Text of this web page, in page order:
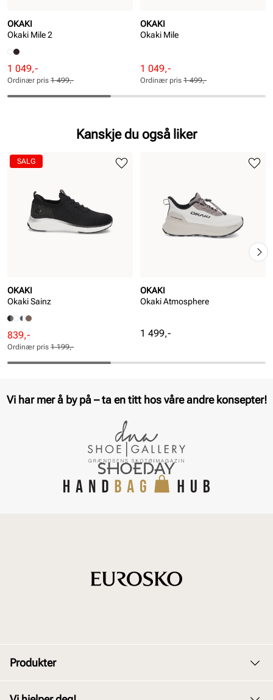
OKAKI
Okaki Mile 2
Rabattert
pris
Pris
1 049,-
Ordinær
pris
Pris
Ordinær pris 1 499,-
OKAKI
Okaki Mile
Rabattert
pris
Pris
1 049,-
Ordinær
pris
Pris
Ordinær pris 1 499,-
Kanskje du også liker
OKAKI
Okaki Sainz
Rabattert
pris
Pris
839,-
Ordinær
pris
Pris
Ordinær pris 1 199,-
SALG
OKAKI
Okaki Atmosphere
Pris
1 499,-
Vi har mer å by på – ta en titt hos våre andre konsepter!
Produkter